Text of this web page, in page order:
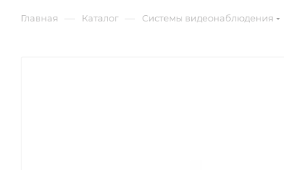
Главная — Каталог — Системы видеонаблюдения